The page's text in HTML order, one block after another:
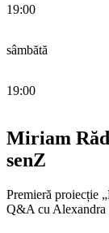
19:00
sâmbătă
19:00
Miriam
senZ
Premieră proiecție
Q&A cu